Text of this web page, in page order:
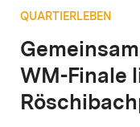
QUARTIERLEBEN
WM-Finale